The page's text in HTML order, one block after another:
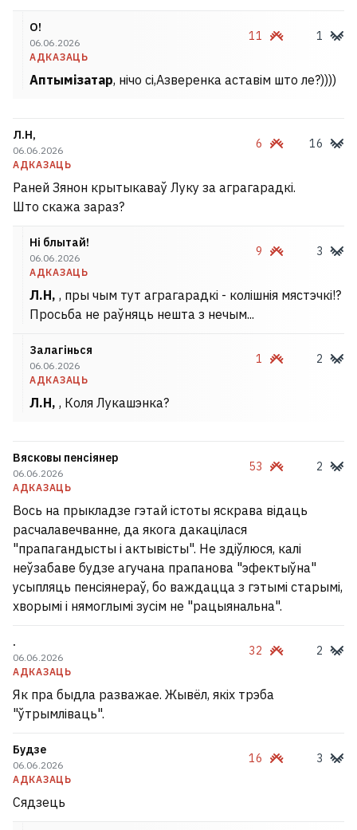
О!
06.06.2026
АДКАЗАЦЬ
11 1
Аптымізатар, нічо сі,Азверенка аставім што ле?))))
Л.Н,
06.06.2026
АДКАЗАЦЬ
6 16
Раней Зянон крытыкаваў Луку за аграгарадкі.
Што скажа зараз?
Ні блытай!
06.06.2026
АДКАЗАЦЬ
9 3
Л.Н, , пры чым тут аграгарадкі - колішнія мястэчкі!?
Просьба не раўняць нешта з нечым...
Залагінься
06.06.2026
АДКАЗАЦЬ
1 2
Л.Н, , Коля Лукашэнка?
Вясковы пенсіянер
06.06.2026
АДКАЗАЦЬ
53 2
Вось на прыкладзе гэтай істоты яскрава відаць
расчалавечванне, да якога дакацілася
"прапагандысты і актывісты". Не здіўлюся, калі
неўзабаве будзе агучана прапанова "эфектыўна"
усыпляць пенсіянераў, бо важдацца з гэтымі старымі,
хворымі і нямоглымі зусім не "рацыянальна".
.
06.06.2026
АДКАЗАЦЬ
32 2
Як пра быдла разважае. Жывёл, якіх трэба
"ўтрымліваць".
Будзе
06.06.2026
АДКАЗАЦЬ
16 3
Сядзець